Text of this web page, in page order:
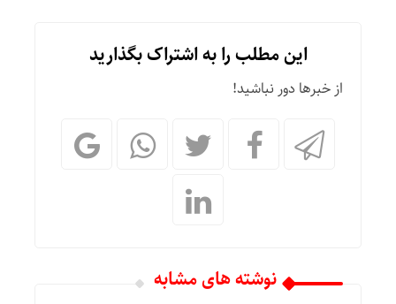
این مطلب را به اشتراک بگذارید
از خبرها دور نباشید!
نوشته های مشابه